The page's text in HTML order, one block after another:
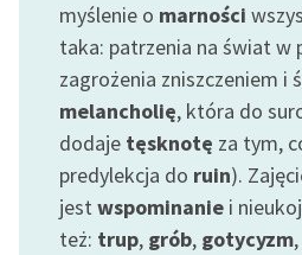
Regulamin darowizn
Informacja o treściach
wrażliwych
Deklaracja dostępności
myślenie o marności
taka: patrzenia na świat w
zagrożenia zniszczeniem i
melancholię, która do
dodaje tęsknotę za tym,
predylekcja do ruin).
jest wspominanie i
też: trup, grób, gotycyzm,